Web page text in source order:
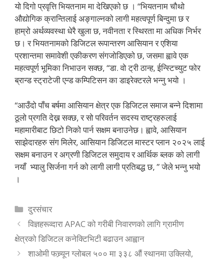
यो दिगो प्रवृत्ति भियतनाम मा देखिएको छ । “भियतनाम चौथो
औद्योगिक क्रान्तिलाई अङ्गाल्नको लागी महत्वपूर्ण बिन्दुमा छ र
हाम्रो अर्थव्यवस्था धेरै खुला छ, नवीनता र स्थिरता मा अधिक निर्भर
छ। र भियतनामको डिजिटल रूपान्तरण आसियान र एशिया
प्रशान्तमा समावेशी एकीकरण संगजोडिएको छ, जसमा ह्वावे एक
महत्वपूर्ण भूमिका निभाउन सक्छ, “डा. वो ट्री ठान्ह, ईन्स्टिच्युट फोर
ब्रान्ड स्ट्राटेजी एन्ड कम्पिटिसन का डाइरेक्टरले भन्नु भयो ।
“आउँदो पाँच बर्षमा आसियान क्षेत्र एक डिजिटल समाज बन्ने दिशामा
ठूलो प्रगति देख्न सक्छ, र सो परिवर्तन सदस्य राष्ट्रहरुलाई
महामारीबाट छिटो निको पार्न सक्षम बनाउनेछ। ह्वावे, आसियान
साझेदारहरु संग मिलेर, आसियान डिजिटल मास्टर प्लान २०२५ लाई
सक्षम बनाउन र अग्रणी डिजिटल समुदाय र आर्थिक ब्लक को लागी
नयाँ भ्यालु सिर्जना गर्न को लागी लागी प्रतिबद्ध छ, ” जेले भन्नु भयो
।
Categories
दुरसंचार
विज्ञहरूव्दारा APAC को गरीबी निवारणको लागि ग्रामीण
क्षेत्रको डिजिटल कनेक्टिभिटी बढाउन आह्वान
शाओमी फच्र्यून ग्लोबल ५०० मा ३३८ औं स्थानमा उक्लियो,